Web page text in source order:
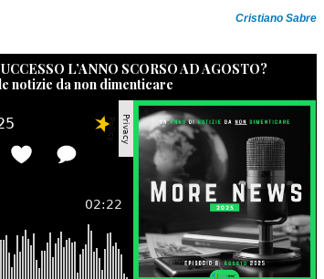
Cristiano Sabre
L’ANNO SCORSO AD AGOSTO?
notizie da non dimenticare